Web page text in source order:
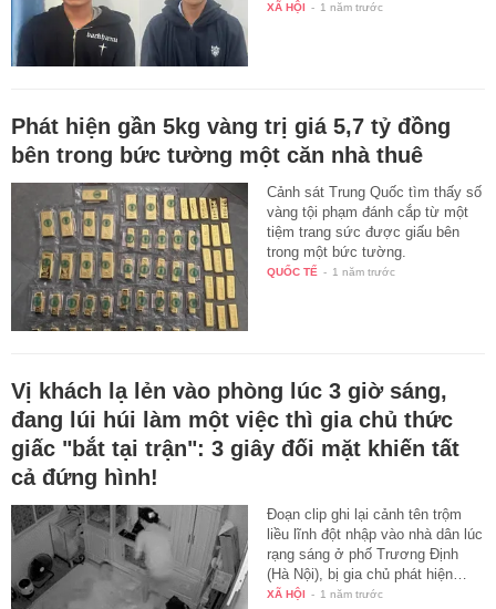
XÃ HỘI - 1 năm trước
Phát hiện gần 5kg vàng trị giá 5,7 tỷ đồng
bên trong bức tường một căn nhà thuê
Cảnh sát Trung Quốc tìm thấy số
vàng tội phạm đánh cắp từ một
tiệm trang sức được giấu bên
trong một bức tường.
QUỐC TẾ - 1 năm trước
Vị khách lạ lẻn vào phòng lúc 3 giờ sáng,
đang lúi húi làm một việc thì gia chủ thức
giấc "bắt tại trận": 3 giây đối mặt khiến tất
cả đứng hình!
Đoạn clip ghi lại cảnh tên trộm
liều lĩnh đột nhập vào nhà dân lúc
rạng sáng ở phố Trương Định
(Hà Nội), bị gia chủ phát hiện…
XÃ HỘI - 1 năm trước